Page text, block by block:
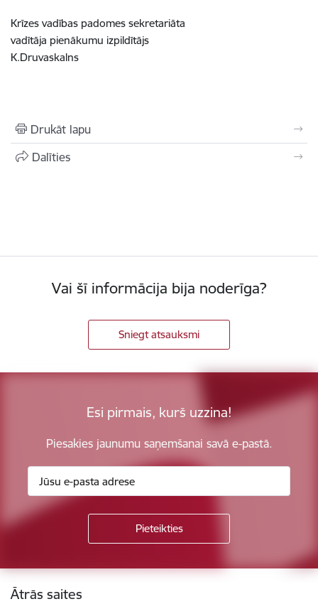
Krīzes vadības padomes sekretariāta
vadītāja pienākumu izpildītājs
K.Druvaskalns
Drukāt lapu
Dalīties
Vai šī informācija bija noderīga?
Sniegt atsauksmi
Esi pirmais, kurš uzzina!
Piesakies jaunumu saņemšanai savā e-pastā.
Kājene
Ātrās saites